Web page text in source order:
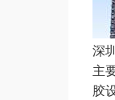
深
主
胶